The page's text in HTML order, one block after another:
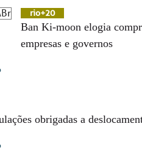
rio+20
Ban Ki-moon elogia
empresas e governos
obrigadas a